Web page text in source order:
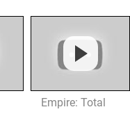
Empire: Total